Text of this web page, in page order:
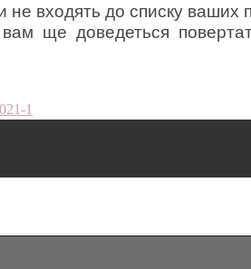
не входять до списку ваших
ще доведеться
1